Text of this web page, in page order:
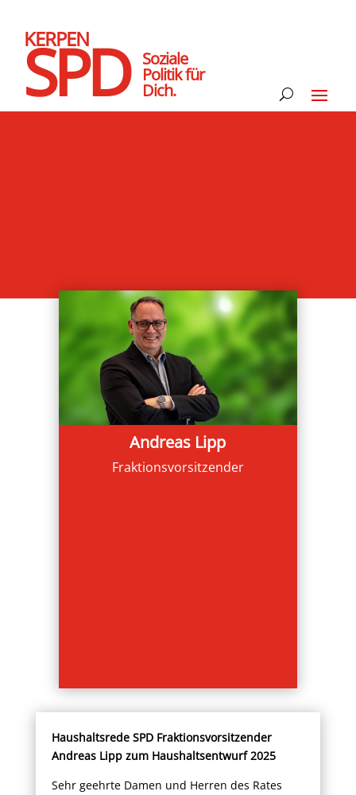
SPD
KERPEN
Soziale
Politik für
Dich.
Andreas Lipp
Fraktionsvorsitzender
Haushaltsrede SPD Fraktionsvorsitzender
Andreas Lipp zum Haushaltsentwurf 2025
Sehr geehrte Damen und Herren des Rates